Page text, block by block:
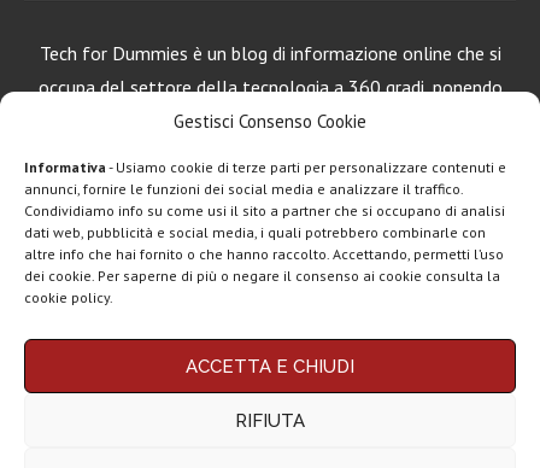
Gestisci Consenso Cookie
Informativa - Usiamo cookie di terze parti per personalizzare contenuti e
annunci, fornire le funzioni dei social media e analizzare il traffico.
Condividiamo info su come usi il sito a partner che si occupano di analisi
dati web, pubblicità e social media, i quali potrebbero combinarle con
altre info che hai fornito o che hanno raccolto. Accettando, permetti l’uso
dei cookie. Per saperne di più o negare il consenso ai cookie consulta la
cookie policy.
ACCETTA E CHIUDI
RIFIUTA
Tech for Dummies è un blog di informazione online che si
occupa del settore della tecnologia a 360 gradi, ponendo
una particolare attenzione al mondo Android, Apple e
Chi siamo Contatti Disclaimer Privacy policy
Questo blog non rappresenta una testata giornalistica in quanto viene aggiornato
LEGGI ANCHE
Motorola rinnova
per intenditori...